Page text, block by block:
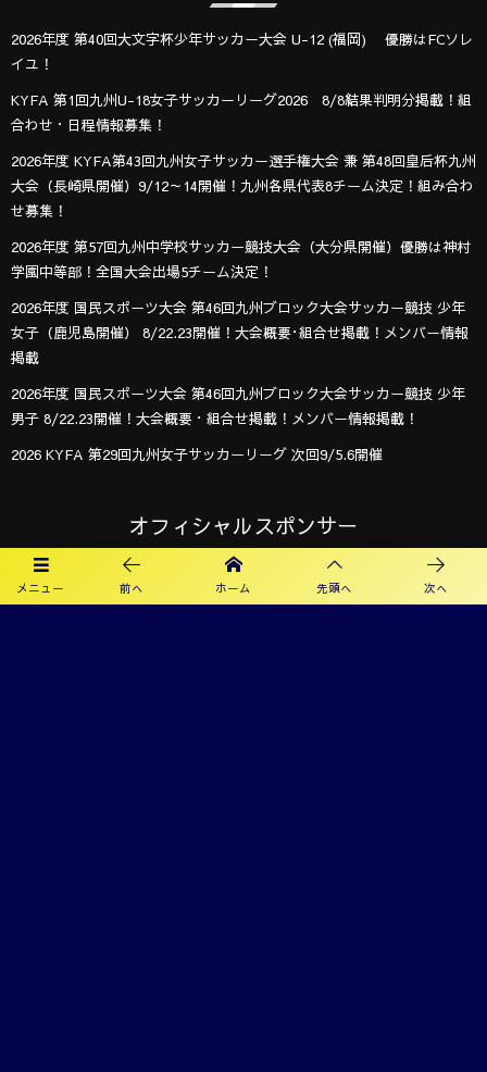
メニュー 前へ ホーム 先頭へ 次へ
2026年度 第40回大文字杯少年サッカー大会 U-12 (福岡) 優勝はFCソレ
イユ！
KYFA 第1回九州U-18女子サッカーリーグ2026 8/8結果判明分掲載！組
合わせ・日程情報募集！
2026年度 KYFA第43回九州女子サッカー選手権大会 兼 第48回皇后杯九州
大会（長崎県開催）9/12～14開催！九州各県代表8チーム決定！組み合わ
せ募集！
2026年度 第57回九州中学校サッカー競技大会（大分県開催）優勝は神村
学園中等部！全国大会出場5チーム決定！
2026年度 国民スポーツ大会 第46回九州ブロック大会サッカー競技 少年
女子（鹿児島開催） 8/22.23開催！大会概要･組合せ掲載！メンバー情報
掲載
2026年度 国民スポーツ大会 第46回九州ブロック大会サッカー競技 少年
男子 8/22.23開催！大会概要・組合せ掲載！メンバー情報掲載！
2026 KYFA 第29回九州女子サッカーリーグ 次回9/5.6開催
オフィシャルスポンサー